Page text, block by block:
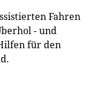
Fahren
- und
für den